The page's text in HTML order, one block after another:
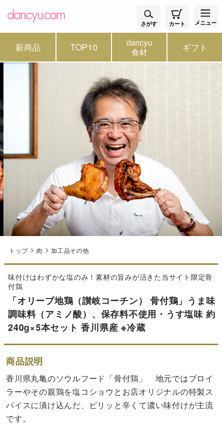
さがす カート メニュー
新商品 TOP10 dancyu
食材 ギフト
トップ 肉 加工品その他
味付けはわずかな塩のみ！素材の旨みが活きた当サイト限定骨
付鶏
「オリーブ地鶏（讃岐コーチン） 骨付鶏」うま味
調味料（アミノ酸）、保存料不使用・うす塩味 約
240g×5本セット 香川県産 ※冷蔵
商品説明
香川県丸亀のソウルフード「骨付鶏」 地元ではブロイ
ラーやその親鶏を塩コショウとお店オリジナルの特製ス
パイスに漬け込んだ、ピリッと辛くて濃い味付けが主流
です。